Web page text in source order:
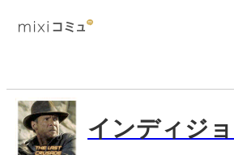
インディジ